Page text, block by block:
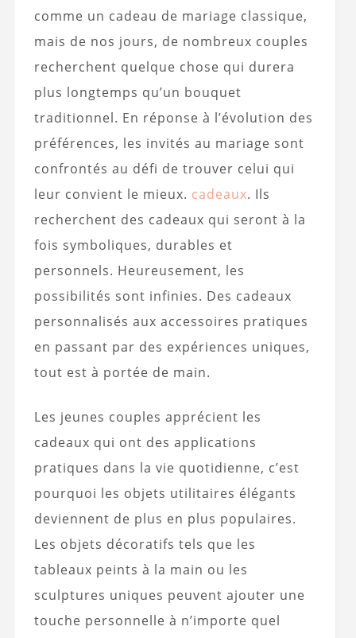
comme un cadeau de mariage classique,
mais de nos jours, de nombreux couples
recherchent quelque chose qui durera
plus longtemps qu’un bouquet
traditionnel. En réponse à l’évolution des
préférences, les invités au mariage sont
confrontés au défi de trouver celui qui
leur convient le mieux. cadeaux. Ils
recherchent des cadeaux qui seront à la
fois symboliques, durables et
personnels. Heureusement, les
possibilités sont infinies. Des cadeaux
personnalisés aux accessoires pratiques
en passant par des expériences uniques,
tout est à portée de main.
Les jeunes couples apprécient les
cadeaux qui ont des applications
pratiques dans la vie quotidienne, c’est
pourquoi les objets utilitaires élégants
deviennent de plus en plus populaires.
Les objets décoratifs tels que les
tableaux peints à la main ou les
sculptures uniques peuvent ajouter une
touche personnelle à n’importe quel